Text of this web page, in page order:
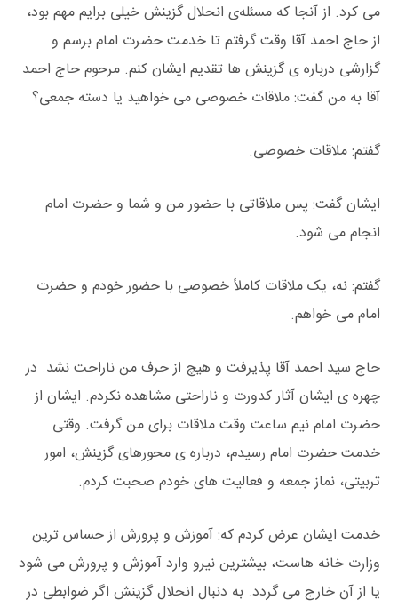
می کرد. از آنجا که مسئله‌ی انحلال گزینش خیلی برایم مهم بود،
از حاج احمد آقا وقت گرفتم تا خدمت حضرت امام برسم و
گزارشی درباره ی گزینش ها تقدیم ایشان کنم. مرحوم حاج احمد
آقا به من گفت: ملاقات خصوصی می خواهید یا دسته جمعی؟
گفتم: ملاقات خصوصی.
ایشان گفت: پس ملاقاتی با حضور من و شما و حضرت امام
انجام می شود.
گفتم: نه، یک ملاقات کاملاً خصوصی با حضور خودم و حضرت
امام می خواهم.
حاج سید احمد آقا پذیرفت و هیچ از حرف من ناراحت نشد. در
چهره ی ایشان آثار کدورت و ناراحتی مشاهده نکردم. ایشان از
حضرت امام نیم ساعت وقت ملاقات برای من گرفت. وقتی
خدمت حضرت امام رسیدم، درباره ی محورهای گزینش، امور
تربیتی، نماز جمعه و فعالیت های خودم صحبت کردم.
خدمت ایشان عرض کردم که: آموزش و پرورش از حساس ترین
وزارت خانه هاست، بیشترین نیرو وارد آموزش و پرورش می شود
یا از آن خارج می گردد. به دنبال انحلال گزینش اگر ضوابطی در